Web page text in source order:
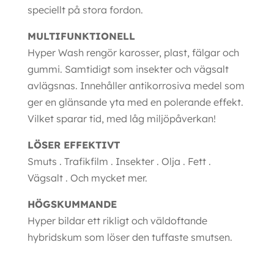
speciellt på stora fordon.
MULTIFUNKTIONELL
Hyper Wash rengör karosser, plast, fälgar och
gummi. Samtidigt som insekter och vägsalt
avlägsnas. Innehåller antikorrosiva medel som
ger en glänsande yta med en polerande effekt.
Vilket sparar tid, med låg miljöpåverkan!
LÖSER EFFEKTIVT
Smuts . Trafikfilm . Insekter . Olja . Fett .
Vägsalt . Och mycket mer.
HÖGSKUMMANDE
Hyper bildar ett rikligt och väldoftande
hybridskum som löser den tuffaste smutsen.